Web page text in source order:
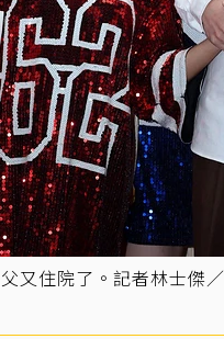
又住院了。記者林士傑